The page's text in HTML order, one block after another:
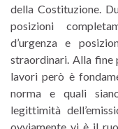
della Costituzione.
posizioni
d’urgenza e
straordinari. Alla fine
lavori però è
norma e quali
legittimità